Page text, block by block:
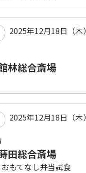
2025年12月18日（木）
林総合斎場
2025年12月18日（木）
田総合斎場
もてなし弁当試食